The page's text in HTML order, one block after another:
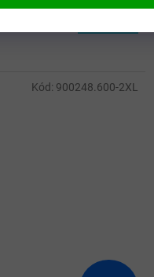
Kód: 900248.600-2XL